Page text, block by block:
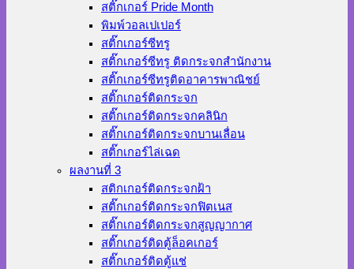
สติ๊กเกอร์ Pride Month
พิมพ์วอลเปเปอร์
สติ๊กเกอร์ซีทรู
สติ๊กเกอร์ซีทรู ติดกระจกสำนักงาน
สติ๊กเกอร์ซีทรูติดอาคารพาณิชย์
สติ๊กเกอร์ติดกระจก
สติ๊กเกอร์ติดกระจกคลินิก
สติ๊กเกอร์ติดกระจกบานเลื่อน
สติ๊กเกอร์ไล่เฉด
ผลงานที่ 3
สติกเกอร์ติดกระจกฝ้า
สติ๊กเกอร์ติดกระจกฟิตเนส
สติ๊กเกอร์ติดกระจกสูญญากาศ
สติ๊กเกอร์ติดตู้ล็อคเกอร์
สติ๊กเกอร์ติดตู้แช่